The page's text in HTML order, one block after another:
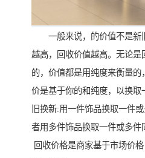
一般来说，的价值不是新
越高，回收价值越高。无论是
的，价值都是用纯度来衡量
价是基于你的和纯度，以换
旧换新:用一件饰品换取一件
者用多件饰品换取一件或多件
回收价格是商家基于市场价